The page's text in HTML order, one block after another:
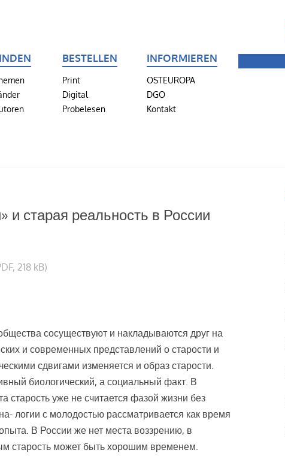
BESTELLEN
Print
Digital
Probelesen
INFORMIEREN
OSTEUROPA
DGO
Kontakt
и старая реальность в России
218 kB)
сосуществуют и накладываются друг на
и современных представлений о старости и
сдвигами изменяется и образ старости.
биологический, а социальный факт. В
старость уже не считается фазой жизни без
логии с молодостью рассматривается как время
В России же нет места воззрению, в
старость может быть хорошим временем.